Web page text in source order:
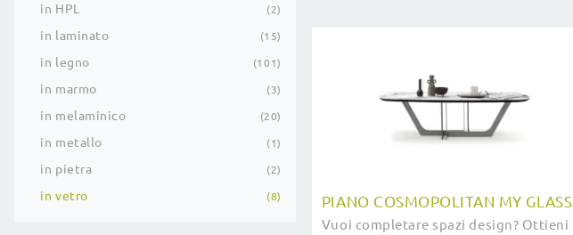
in HPL 2
in laminato 15
in legno 101
in marmo 3
in melaminico 20
in metallo 1
in pietra 2
in vetro 8 PIANO COSMOPOLITAN MY GLASS
Vuoi completare spazi design? Ottieni